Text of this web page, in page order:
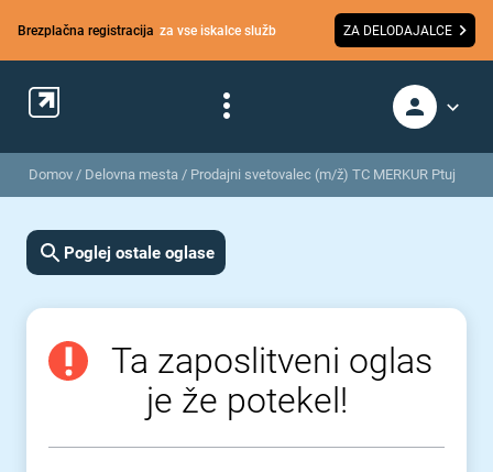
Brezplačna registracija za vse iskalce služb ZA DELODAJALCE
Domov / Delovna mesta / Prodajni svetovalec (m/ž) TC MERKUR Ptuj
Poglej ostale oglase
Ta zaposlitveni oglas
je že potekel!